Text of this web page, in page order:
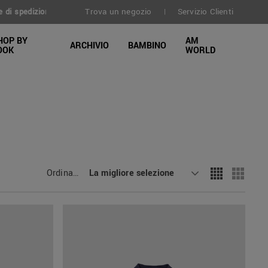
giorni Trova un negozio | Servizio Clienti
BY ARCHIVIO BAMBINO AM
WORLD
Ordinamento La migliore selezione